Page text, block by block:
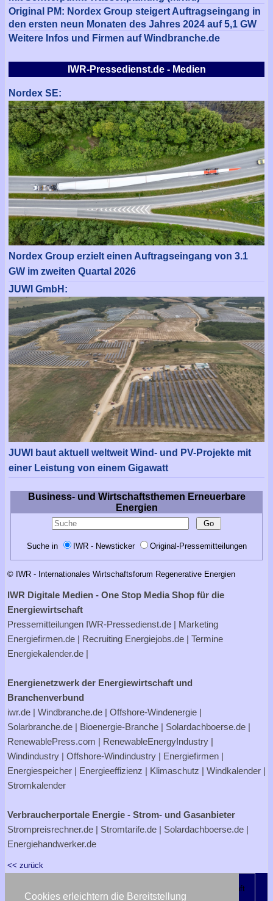
Cookies erleichtern die Bereitstellung
Original PM: Nordex Group steigert Auftragseingang in
den ersten neun Monaten des Jahres 2024 auf 5,1 GW
Weitere Infos und Firmen auf Windbranche.de
IWR-Pressedienst.de - Medien
Nordex SE:
Nordex Group erzielt einen Auftragseingang von 3.1
GW im zweiten Quartal 2026
JUWI GmbH:
JUWI baut aktuell weltweit Wind- und PV-Projekte mit
einer Leistung von einem Gigawatt
Business- und Wirtschaftsthemen Erneuerbare
Energien
Suche in IWR - Newsticker Original-Pressemitteilungen
© IWR - Internationales Wirtschaftsforum Regenerative Energien
IWR Digitale Medien - One Stop Media Shop für die
Energiewirtschaft
Pressemitteilungen IWR-Pressedienst.de | Marketing
Energiefirmen.de | Recruiting Energiejobs.de | Termine
Energiekalender.de |
Energienetzwerk der Energiewirtschaft und
Branchenverbund
iwr.de | Windbranche.de | Offshore-Windenergie |
Solarbranche.de | Bioenergie-Branche | Solardachboerse.de |
RenewablePress.com | RenewableEnergyIndustry |
Windindustry | Offshore-Windindustry | Energiefirmen |
Energiespeicher | Energieeffizienz | Klimaschutz | Windkalender |
Stromkalender
Verbraucherportale Energie - Strom- und Gasanbieter
Strompreisrechner.de | Stromtarife.de | Solardachboerse.de |
Energiehandwerker.de
<< zurück